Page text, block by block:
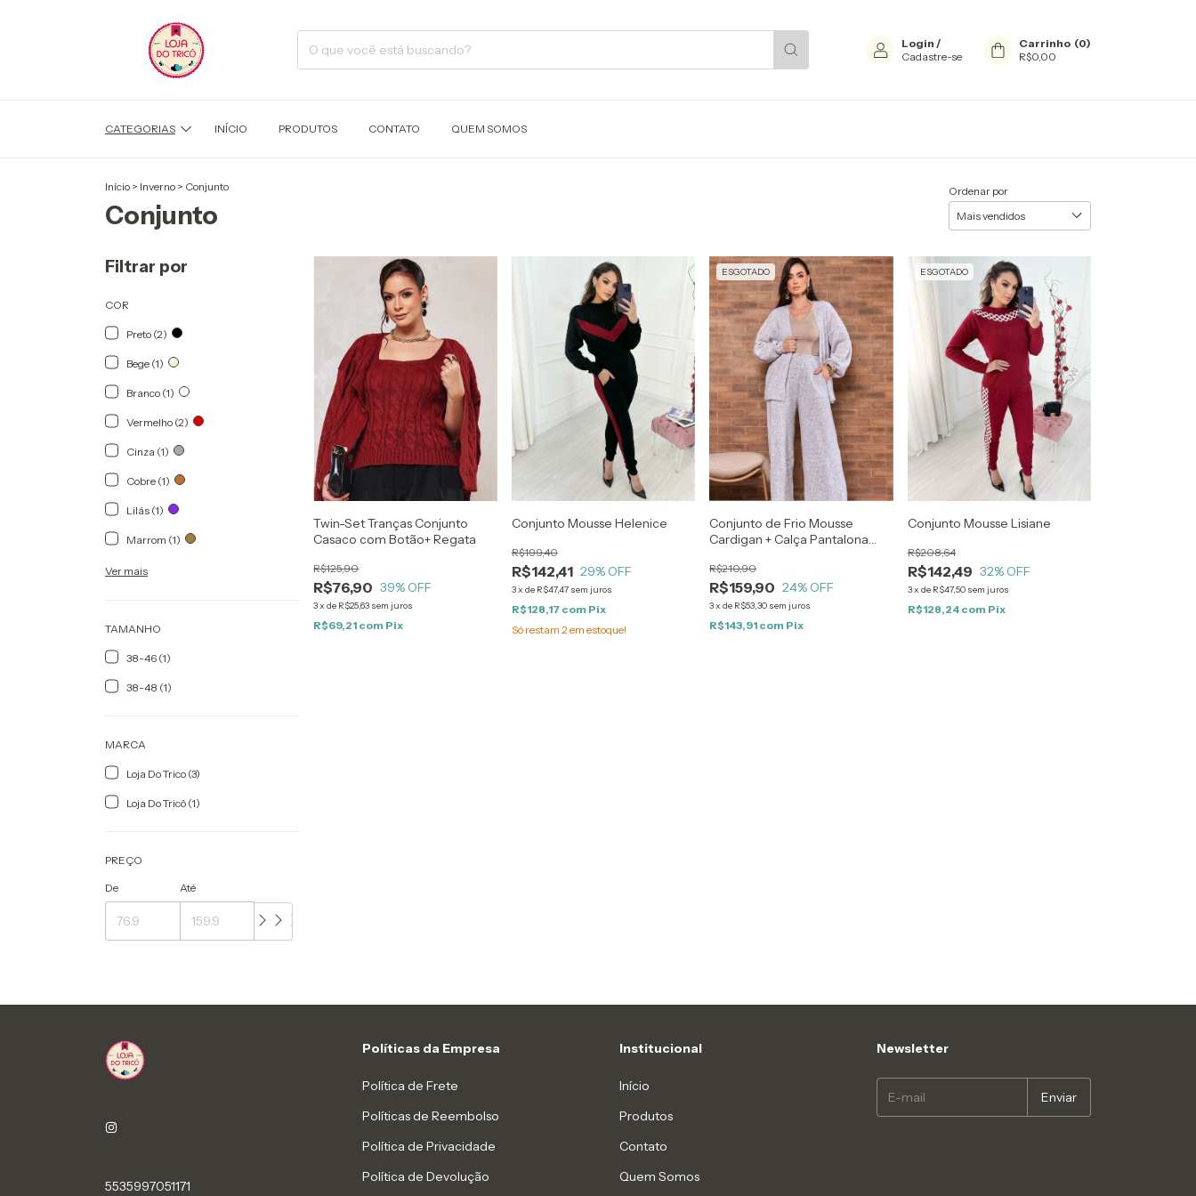
Login /
Cadastre-se
Carrinho (0)
R$0,00
CATEGORIAS INÍCIO PRODUTOS CONTATO QUEM SOMOS
Início > Inverno > Conjunto
Conjunto
Ordenar por
Filtrar por
COR
Preto (2)
Bege (1)
Branco (1)
Vermelho (2)
Cinza (1)
Cobre (1)
Lilás (1)
Marrom (1)
Ver mais
TAMANHO
38-46 (1)
38-48 (1)
MARCA
Loja Do Trico (3)
Loja Do Tricô (1)
PREÇO
De Até
Twin-Set Tranças Conjunto
Casaco com Botão+ Regata
R$76,90
R$125,90
39% OFF
3xde R$25,63 sem juros
R$69,21 com Pix
Conjunto Mousse Helenice
R$142,41
R$199,40
29% OFF
3x de R$47,47 sem juros
R$128,17 com Pix
Só restam 2 em estoque!
ESGOTADO
Conjunto de Frio Mousse
Cardigan + Calça Pantalona
R$159,90
R$210,90
24% OFF
3xde R$53,30 sem juros
R$143,91 com Pix
ESGOTADO
Conjunto Mousse Lisiane
R$142,49
R$208,64
32% OFF
3x de R$47,50 sem juros
R$128,24 com Pix
5535997051171
Políticas da Empresa
Política de Frete
Políticas de Reembolso
Política de Privacidade
Política de Devolução
Institucional
Início
Produtos
Contato
Quem Somos
Newsletter